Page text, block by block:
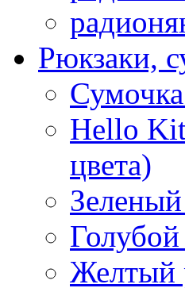
Рюкзаки,
Hello
цвета)
Желтый